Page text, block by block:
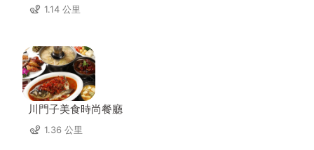
1.14 公里
川門子美食時尚餐廳
1.36 公里